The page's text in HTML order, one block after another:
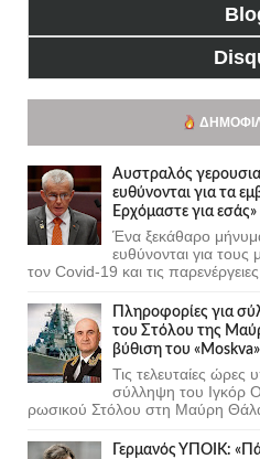
Αυστραλός
ευθύνονται για τα
Ερχόμαστε για εσάς»
Ένα ξεκάθαρο
ευθύνονται για τους
τον Covid-19 και τις
Πληροφορίες για
του Στόλου της
βύθιση του «Moskva»
Τις τελευταίες
σύλληψη του Ιγκόρ
ρωσικού Στόλου στη Μαύρη
Γερμανός ΥΠΟΙΚ: